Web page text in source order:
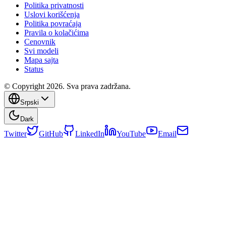
Politika privatnosti
Uslovi korišćenja
Politika povraćaja
Pravila o kolačićima
Cenovnik
Svi modeli
Mapa sajta
Status
© Copyright 2026. Sva prava zadržana.
Srpski
Dark
Twitter GitHub LinkedIn YouTube Email